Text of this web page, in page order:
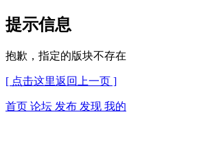
提示信息
抱歉，指定的版块不存在
[ 点击这里返回上一页 ]
首页 论坛 发布 发现 我的